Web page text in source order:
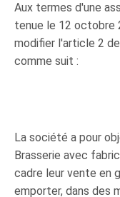
Aux termes d'une
tenue le 12 octobre
modifier l'article 2
comme suit :
La société a pour
Brasserie avec
cadre leur vente en
emporter, dans des